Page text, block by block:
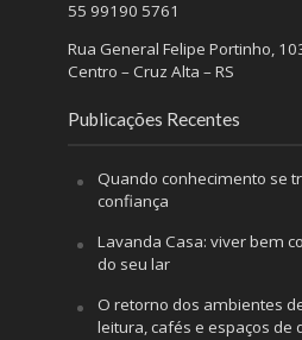
55 99190 5761
Rua General Felipe Portinho,
Centro – Cruz Alta – RS
Publicações Recentes
Quando conhecimento se
confiança
Lavanda Casa: viver bem
do seu lar
O retorno dos ambientes
leitura, cafés e espaços de